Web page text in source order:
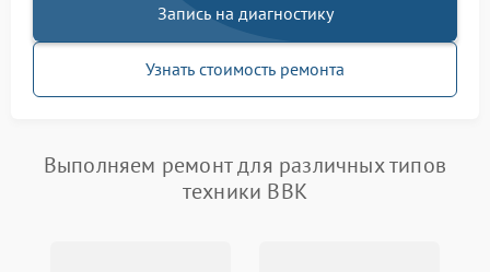
Запись на диагностику
Узнать стоимость ремонта
Выполняем ремонт для различных типов
техники BBK